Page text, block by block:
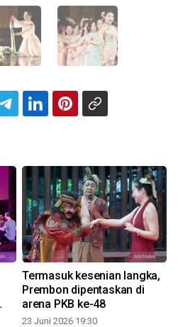
Termasuk kesenian langka,
Prembon dipentaskan di
arena PKB ke-48
23 Juni 2026 19:30